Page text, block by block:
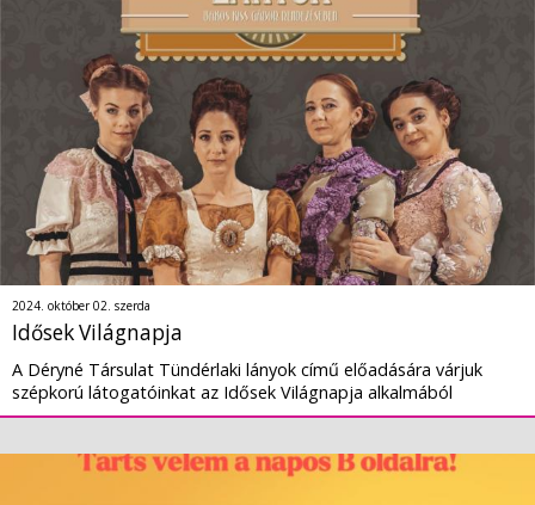
2024. október 02. szerda
Idősek Világnapja
A Déryné Társulat Tündérlaki lányok című előadására várjuk
szépkorú látogatóinkat az Idősek Világnapja alkalmából